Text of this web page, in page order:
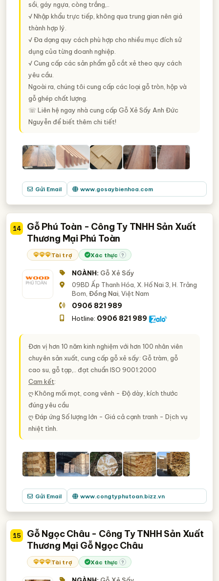
sồi, gáy ngựa, còng trắng,..
√ Nhập khẩu trực tiếp, không qua trung gian nên giá
thành hợp lý.
√ Đa dạng quy cách phù hợp cho nhiều mục đích sử
dụng của từng doanh nghiệp.
√ Cung cấp các sản phẩm gỗ cắt xẻ theo quy cách
yêu cầu.
Ngoài ra, chúng tôi cung cấp các loại gỗ tròn, hộp và
gỗ ghép chất lượng.
☏ Liên hệ ngay nhà cung cấp Gỗ Xẻ Sấy Anh Đức
Nguyễn để biết thêm chi tiết!
Gửi Email www.gosaybienhoa.com
14
Gỗ Phú Toàn - Công Ty TNHH Sản Xuất
Thương Mại Phú Toàn
Tài trợ Xác thực ?
NGÀNH: Gỗ Xẻ Sấy
09BD Ấp Thanh Hóa, X. Hố Nai 3, H. Trảng
Bom,Đồng Nai, Việt Nam
0906 821 989
Hotline: 0906 821 989
Đơn vị hơn 10 năm kinh nghiệm với hơn 100 nhân viên
chuyên sản xuất, cung cấp gỗ xẻ sấy: Gỗ tràm, gỗ
cao su, gỗ tạp,.. đạt chuẩn ISO 9001:2000
Cam kết:
ღ Không mối mọt, cong vênh - Độ dày, kích thước
đúng yêu cầu
ღ Đáp ứng Số lượng lớn - Giá cả cạnh tranh - Dịch vụ
nhiệt tình.
Gửi Email www.congtyphutoan.bizz.vn
15
Gỗ Ngọc Châu - Công Ty TNHH Sản Xuất
Thương Mại Gỗ Ngọc Châu
Tài trợ Xác thực ?